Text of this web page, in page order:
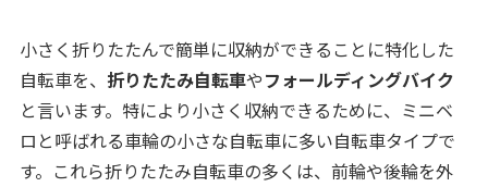
小さく折りたたんで簡単に収納ができることに特化した
自転車を、 折りたたみ自転車やフォールディングバイク
と言います。特により小さく収納できるために、ミニベ
ロと呼ばれる車輪の小さな自転車に多い自転車タイプで
す。これら折りたたみ自転車の多くは、前輪や後輪を外